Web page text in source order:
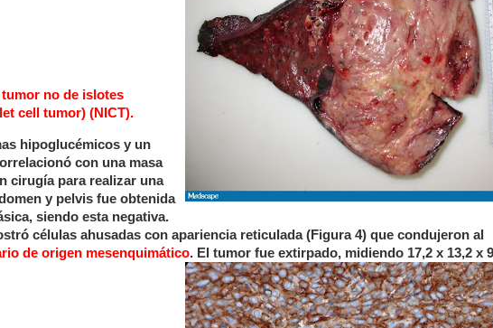
no de islotes
cell tumor) (NICT).
hipoglucémicos y un
con una masa
cirugía para realizar una
y pelvis fue obtenida
siendo esta negativa.
células ahusadas con apariencia reticulada (Figura 4) que condujeron al
de origen mesenquimático. El tumor fue extirpado, midiendo 17,2 x 13,2 x